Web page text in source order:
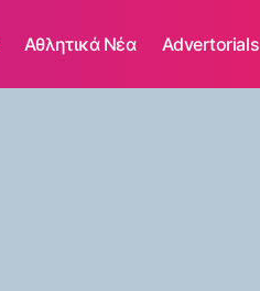
Αθλητικά Νέα Advertorials